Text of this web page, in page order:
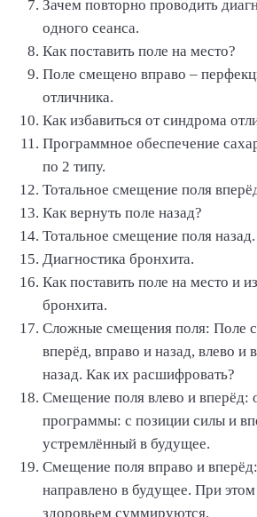
Зачем повторно проводить
одного сеанса.
Как поставить поле на место?
Поле смещено вправо –
отличника.
Как избавиться от синдрома
Программное обеспечение
по 2 типу.
Тотальное смещение поля
Как вернуть поле назад?
Тотальное смещение поля
Диагностика бронхита.
Как поставить поле на место и
бронхита.
Сложные смещения поля: Поле
вперёд, вправо и назад, влево и
назад. Как их расшифровать?
Смещение поля влево и вперёд:
программы: с позиции силы и
устремлённый в будущее.
Смещение поля вправо и
направлено в будущее. При
здоровьем суммируются.